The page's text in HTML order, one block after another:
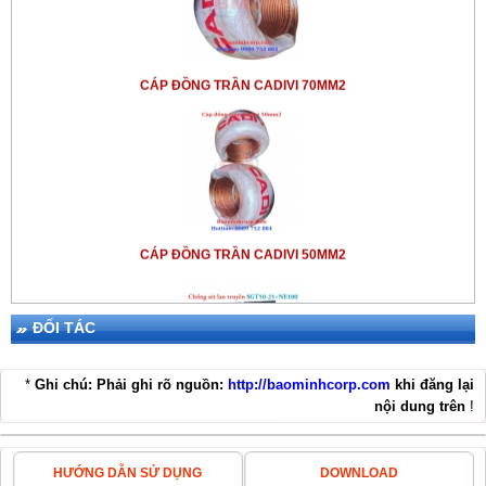
CÁP ĐỒNG TRẦN CADIVI 70MM2
CÁP ĐỒNG TRẦN CADIVI 50MM2
THIẾT BỊ CHỐNG SÉT LPI SGT50-25+NE100
ĐỐI TÁC
* Ghi chú: Phải ghi rõ nguồn: http://baominhcorp.com khi đăng lại
nội dung trên !
HƯỚNG DẪN SỬ DỤNG DOWNLOAD